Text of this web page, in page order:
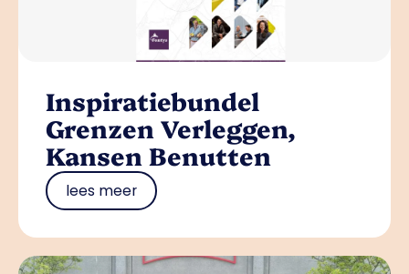
Inspiratiebundel
Grenzen Verleggen,
Kansen Benutten
lees meer